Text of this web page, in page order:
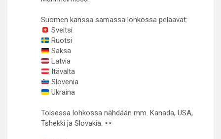
Suomen kanssa samassa lohkossa pelaavat:
Sveitsi
Ruotsi
Saksa
Latvia
Itävalta
Slovenia
Ukraina
Toisessa lohkossa nähdään mm. Kanada, USA,
Tshekki ja Slovakia.